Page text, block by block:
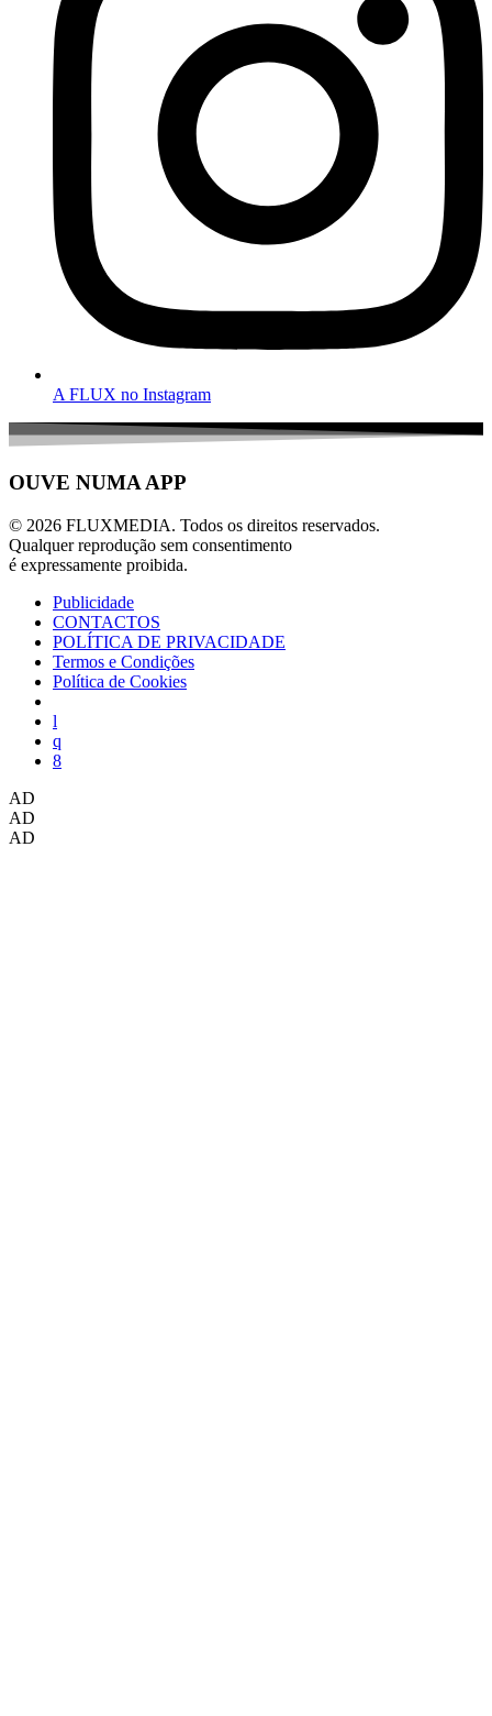
A FLUX no Instagram
OUVE NUMA APP
© 2026 FLUXMEDIA. Todos os direitos reservados.
Qualquer reprodução sem consentimento
é expressamente proibida.
Publicidade
CONTACTOS
POLÍTICA DE PRIVACIDADE
Termos e Condições
Política de Cookies
AD
AD
AD